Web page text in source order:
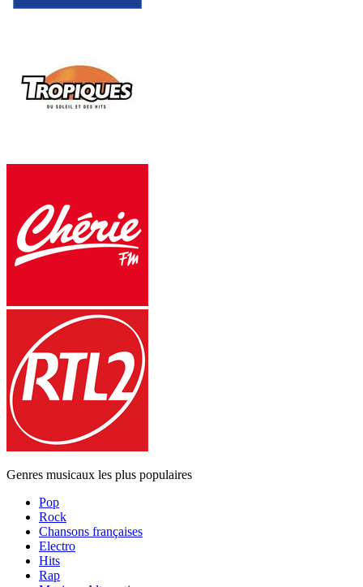
Genres musicaux les plus populaires
Pop
Rock
Chansons françaises
Electro
Hits
Rap